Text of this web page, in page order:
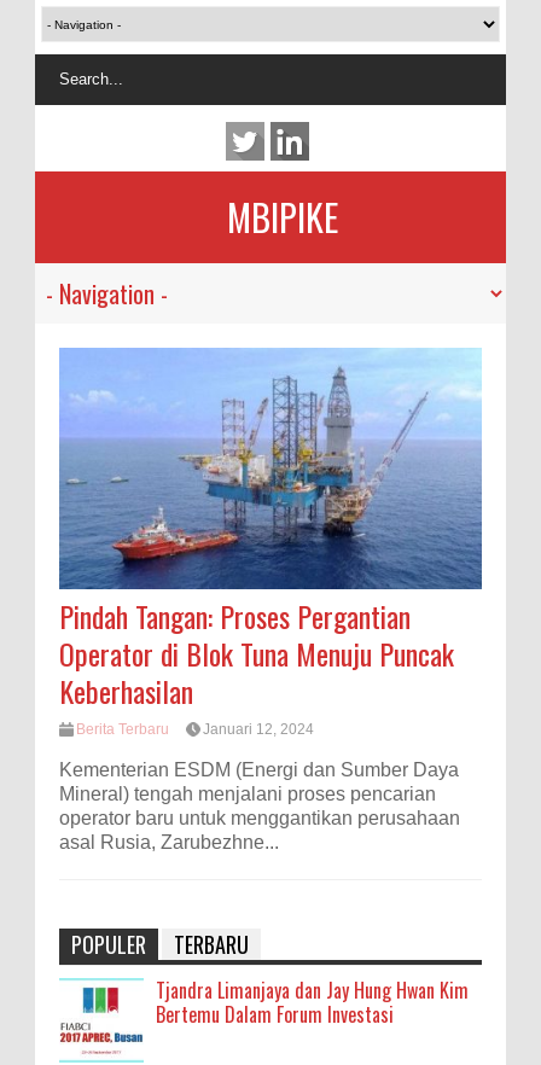
MBIPIKE
Pindah Tangan: Proses Pergantian
Operator di Blok Tuna Menuju Puncak
Keberhasilan
Berita Terbaru Januari 12, 2024
Kementerian ESDM (Energi dan Sumber Daya
Mineral) tengah menjalani proses pencarian
operator baru untuk menggantikan perusahaan
asal Rusia, Zarubezhne...
POPULER TERBARU
Tjandra Limanjaya dan Jay Hung Hwan Kim
Bertemu Dalam Forum Investasi